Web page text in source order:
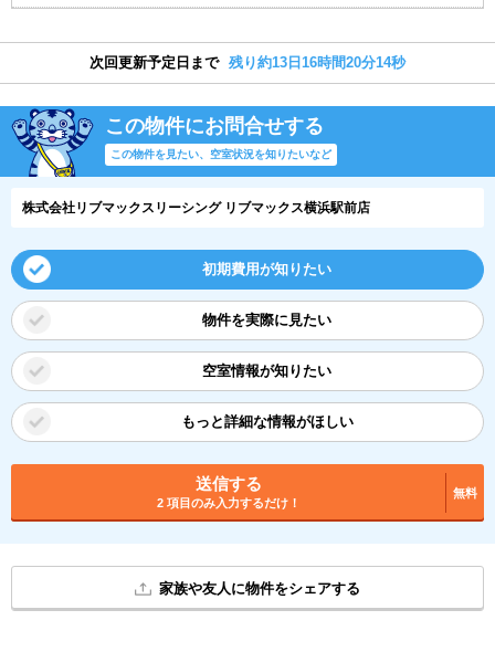
次回更新予定日まで 残り約13日16時間20分13秒
この物件にお問合せする
この物件を見たい、空室状況を知りたいなど
株式会社リブマックスリーシング リブマックス横浜駅前店
初期費用が知りたい
物件を実際に見たい
空室情報が知りたい
もっと詳細な情報がほしい
送信する
2 項目のみ入力するだけ！
無料
家族や友人に物件をシェアする